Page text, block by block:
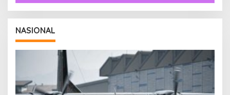
NASIONAL